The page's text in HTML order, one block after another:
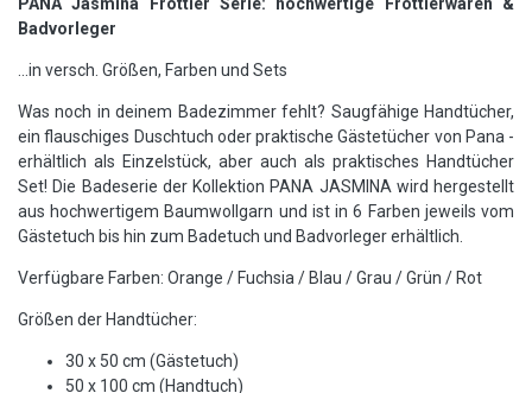
Badvorleger
...in versch. Größen, Farben und Sets
Was noch in deinem Badezimmer fehlt? Saugfähige Handtücher,
ein flauschiges Duschtuch oder praktische Gästetücher von Pana -
erhältlich als Einzelstück, aber auch als praktisches Handtücher
Set! Die Badeserie der Kollektion PANA JASMINA wird hergestellt
aus hochwertigem Baumwollgarn und ist in 6 Farben jeweils vom
Gästetuch bis hin zum Badetuch und Badvorleger erhältlich.
Verfügbare Farben: Orange / Fuchsia / Blau / Grau / Grün / Rot
Größen der Handtücher:
30 x 50 cm (Gästetuch)
50 x 100 cm (Handtuch)